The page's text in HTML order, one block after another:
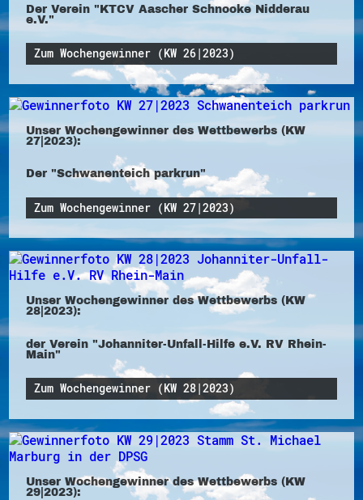
Der Verein "KTCV Aascher Schnooke Nidderau
e.V."
Zum Wochengewinner (KW 26|2023)
Unser Wochengewinner des Wettbewerbs (KW
27|2023):
Der "Schwanenteich parkrun"
Zum Wochengewinner (KW 27|2023)
Unser Wochengewinner des Wettbewerbs (KW
28|2023):
der Verein "Johanniter-Unfall-Hilfe e.V. RV Rhein-
Main"
Zum Wochengewinner (KW 28|2023)
Unser Wochengewinner des Wettbewerbs (KW
29|2023):